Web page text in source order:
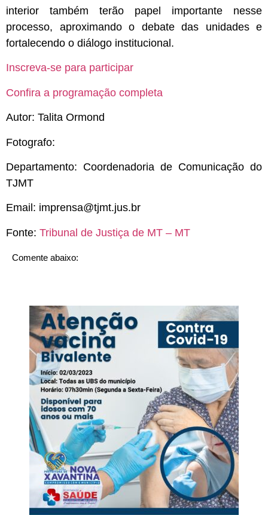
interior também terão papel importante nesse
processo, aproximando o debate das unidades e
fortalecendo o diálogo institucional.
Inscreva-se para participar
Confira a programação completa
Autor: Talita Ormond
Fotografo:
Departamento: Coordenadoria de Comunicação do
TJMT
Email: imprensa@tjmt.jus.br
Fonte: Tribunal de Justiça de MT – MT
Comente abaixo: